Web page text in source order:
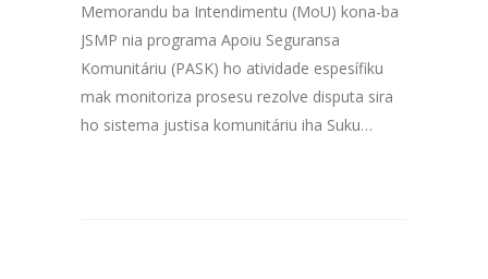
Memorandu ba Intendimentu (MoU) kona-ba
JSMP nia programa Apoiu Seguransa
Komunitáriu (PASK) ho atividade espesífiku
mak monitoriza prosesu rezolve disputa sira
ho sistema justisa komunitáriu iha Suku…